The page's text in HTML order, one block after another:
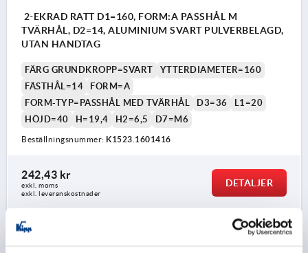
2-EKRAD RATT D1=160, FORM:A PASSHÅL M
TVÄRHÅL, D2=14, ALUMINIUM SVART PULVERBELAGD,
UTAN HANDTAG
FÄRG GRUNDKROPP=SVART
YTTERDIAMETER=160
FÄSTHÅL=14
FORM=A
FORM-TYP=PASSHÅL MED TVÄRHÅL
D3=36
L1=20
HÖJD=40
H=19,4 H2=6,5 D7=M6
Beställningsnummer: K1523.1601416
242,43 kr
exkl. moms
exkl. leveranskostnader
DETALJER
K1523 A